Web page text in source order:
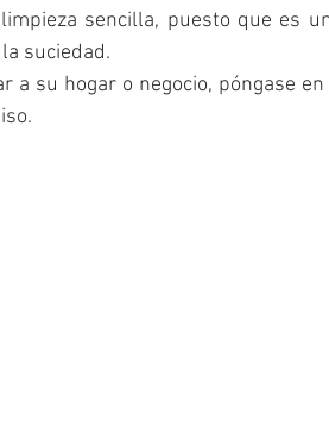
sencilla, puesto que es
suciedad.
a su hogar o negocio, póngase en